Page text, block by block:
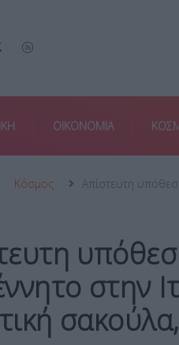
ΟΙΚΟΝΟΜΙΑ
Κόσμος Απίστευτη
στην